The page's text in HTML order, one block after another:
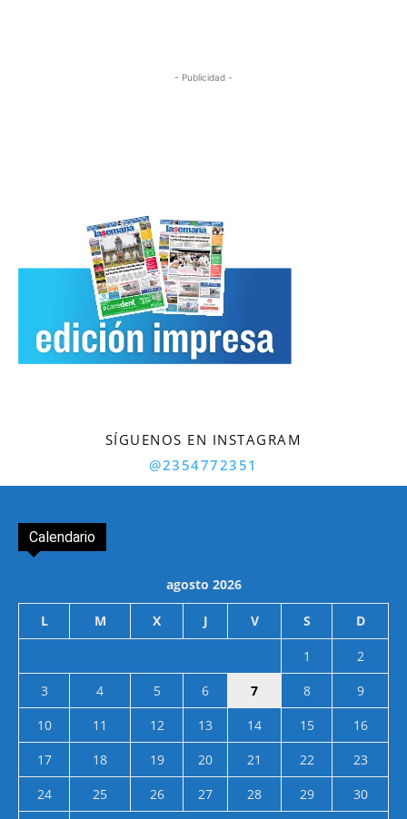
- Publicidad -
SÍGUENOS EN INSTAGRAM
@2354772351
Calendario
agosto 2026
L M X J V S D
1
2
3
4 5 6 7 8
9
10
11 12 13 14 15
16
17
18 19 20 21 22
23
24
25 26 27 28 29
30